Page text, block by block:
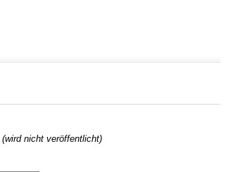
(wird nicht veröffentlicht)